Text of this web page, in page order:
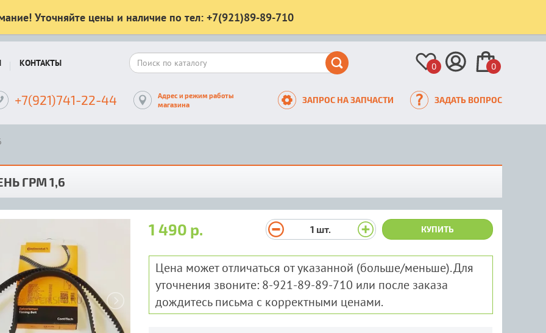
Уточняйте цены и наличие по тел: +7(921)89-89-710
КОНТАКТЫ 0 0
+7(921)741-22-44
Адрес и режим работы
магазина
ЗАПРОС НА ЗАПЧАСТИ ЗАДАТЬ ВОПРОС
ГРМ 1,6
1 490 р. 1 шт. КУПИТЬ
Цена может отличаться от указанной (больше/меньше). Для
уточнения звоните: 8-921-89-89-710 или после заказа
дождитесь письма с корректными ценами.